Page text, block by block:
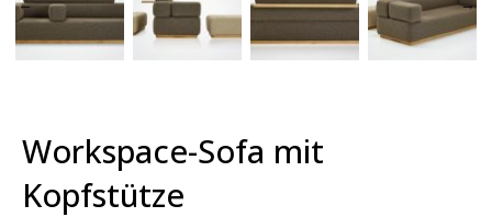
Workspace-Sofa mit
Kopfstütze